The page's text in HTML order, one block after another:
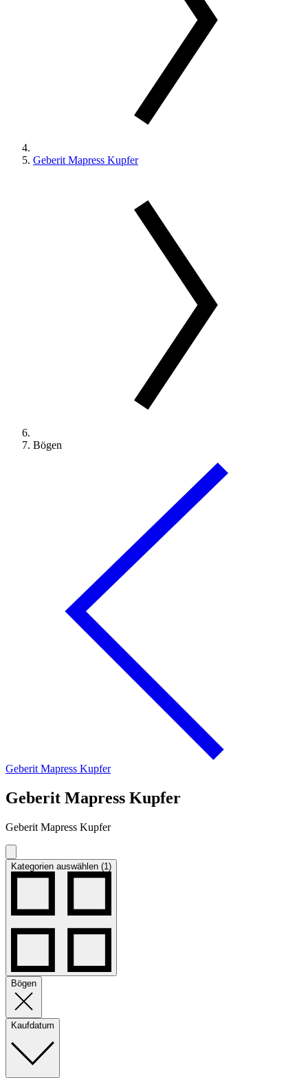
Geberit Mapress Kupfer
Bögen
Geberit Mapress Kupfer
Geberit Mapress Kupfer
Geberit Mapress Kupfer
Kategorien auswählen (1)
Bögen
Kaufdatum